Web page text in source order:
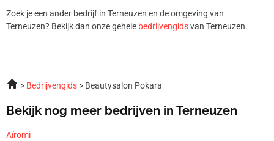
Zoek je een ander bedrijf in Terneuzen en de omgeving van
Terneuzen? Bekijk dan onze gehele bedrijvengidsvan Terneuzen.
Bedrijvengids Beautysalon Pokara
Bekijk nog meer bedrijven in Terneuzen
Aïromi